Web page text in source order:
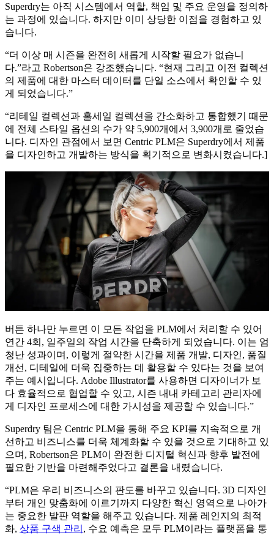
Superdry는 아직 시스템에서 역할, 책임 및 주요 운영을 정의하
는 과정에 있습니다. 하지만 이미 상당한 이점을 경험하고 있
습니다.
“더 이상 매 시즌을 완전히 새롭게 시작할 필요가 없습니
다.”라고 Robertson은 강조했습니다. “현재 그리고 이전 컬렉션
의 제품에 대한 마스터 데이터를 단일 소스에서 확인할 수 있
게 되었습니다.”
“리테일 컬렉션과 홀세일 컬렉션을 간소화하고 통합했기 때문
에 전체 스타일 옵션의 수가 약 5,900개에서 3,900개로 줄었습
니다. 디자인 관점에서 보면 Centric PLM은 Superdry에서 제품
을 디자인하고 개발하는 방식을 획기적으로 변화시켰습니다.]
버튼 하나만 누르면 이 모든 작업을 PLM에서 처리할 수 있어
연간 4회, 일주일의 작업 시간을 단축하게 되었습니다. 이는 엄
청난 성과이며, 이렇게 절약한 시간을 제품 개발, 디자인, 품질
개선, 디테일에 더욱 집중하는 데 활용할 수 있다는 것을 보여
주는 예시입니다. Adobe Illustrator를 사용하면 디자이너가 보
다 효율적으로 협업할 수 있고, 시즌 내내 카테고리 관리자에
게 디자인 프로세스에 대한 가시성을 제공할 수 있습니다.”
Superdry 팀은 Centric PLM을 통해 주요 KPI를 지속적으로 개
선하고 비즈니스를 더욱 체계화할 수 있을 것으로 기대하고 있
으며, Robertson은 PLM이 완전한 디지털 혁신과 향후 발전에
필요한 기반을 마련해주었다고 결론을 내렸습니다.
“PLM은 우리 비즈니스의 판도를 바꾸고 있습니다. 3D 디자인
부터 개인 맞춤화에 이르기까지 다양한 혁신 영역으로 나아가
는 중요한 발판 역할을 해주고 있습니다. 제품 레인지의 최적
화, 상품 구색 관리 , 수요 예측은 모두 PLM이라는 플랫폼을 통